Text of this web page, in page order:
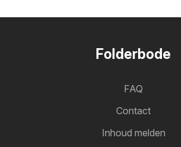
Folderbode
FAQ
Contact
Inhoud melden